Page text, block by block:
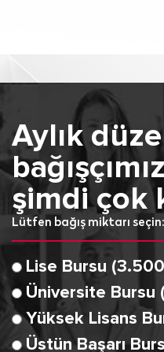
Aylık
şimdi çok
Lütfen bağış miktarı seçin:
Lise Bursu
Üniversite Bursu
Yüksek Lisans
Üstün Başarı